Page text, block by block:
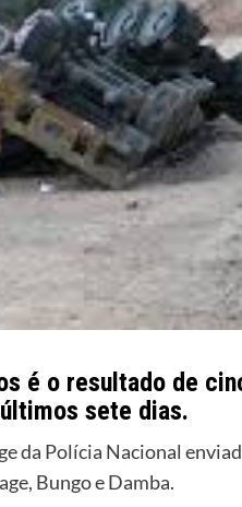
é o resultado de
sete dias.
da Polícia Nacional
Bungo e Damba.